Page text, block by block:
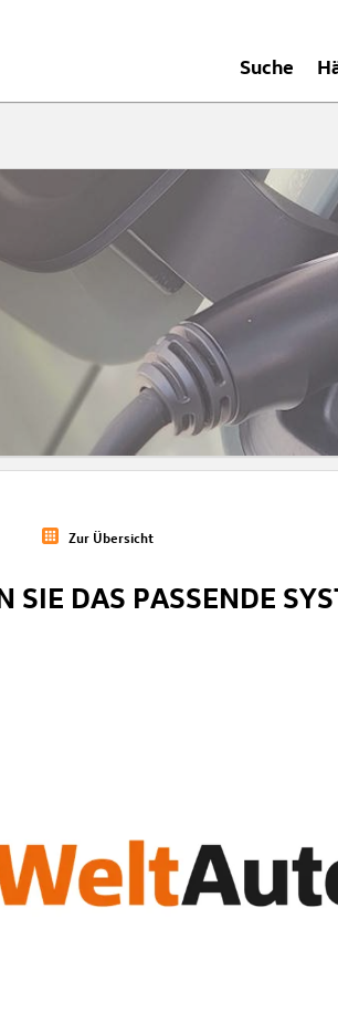
Suche
Zur Übersicht
SIE DAS PASSENDE